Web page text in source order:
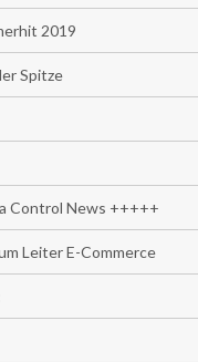
2019
Spitze
Control News +++++
Leiter E-Commerce